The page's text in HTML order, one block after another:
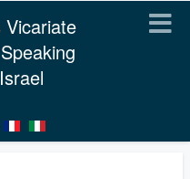
Vicariate